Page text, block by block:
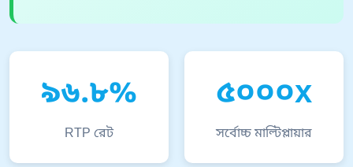
৯৬.৮%
RTP রেট
৫০০০x
সর্বোচ্চ মাল্টিপ্লায়ার